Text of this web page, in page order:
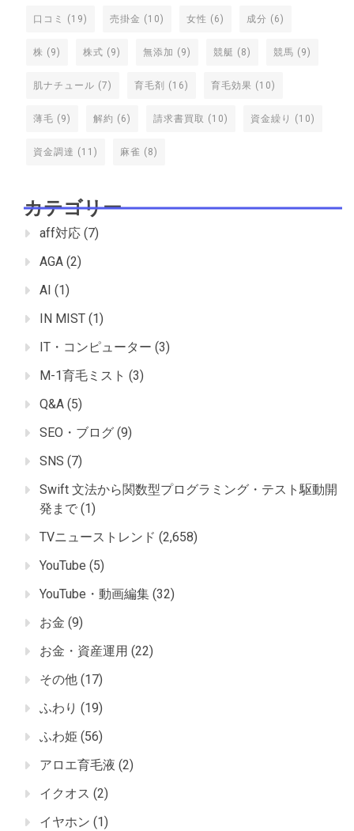
口コミ (19) 売掛金 (10) 女性 (6) 成分 (6)
株 (9) 株式 (9) 無添加 (9) 競艇 (8) 競馬 (9)
肌ナチュール (7) 育毛剤 (16) 育毛効果 (10)
薄毛 (9) 解約 (6) 請求書買取 (10) 資金繰り (10)
資金調達 (11) 麻雀 (8)
カテゴリー
aff対応 (7)
AGA (2)
AI (1)
IN MIST (1)
IT・コンピューター (3)
M-1育毛ミスト (3)
Q&A (5)
SEO・ブログ (9)
SNS (7)
Swift 文法から関数型プログラミング・テスト駆動開
発まで (1)
TVニューストレンド (2,658)
YouTube (5)
YouTube・動画編集 (32)
お金 (9)
お金・資産運用 (22)
その他 (17)
ふわり (19)
ふわ姫 (56)
アロエ育毛液 (2)
イクオス (2)
イヤホン (1)